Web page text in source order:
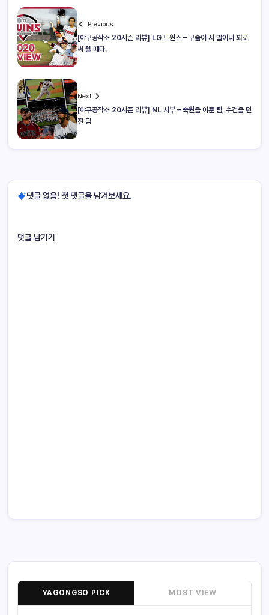
Previous
[야구공작소 20시즌 리뷰] LG 트윈스 – 구슬이 서 말이니 꾀로
써 꿸 때다.
Next
[야구공작소 20시즌 리뷰] NL 서부 – 숙원을 이룬 팀, 수건을 던
진 팀
댓글 없음! 첫 댓글을 남겨보세요.
댓글 남기기
YAGONGSO PICK MOST VIEW